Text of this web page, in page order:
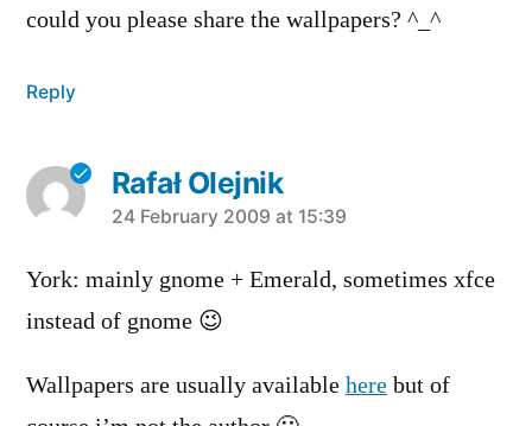
could you please share the wallpapers? ^_^
Reply
Rafał Olejnik
says:
24 February 2009 at 15:39
York: mainly gnome + Emerald, sometimes xfce
instead of gnome 😉
Wallpapers are usually available here but of